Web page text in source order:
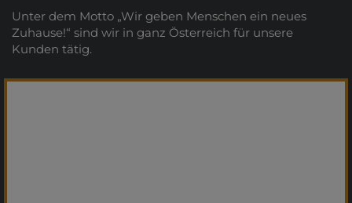
Unter dem Motto „Wir geben Menschen ein neues
Zuhause!“ sind wir in ganz Österreich für unsere
Kunden tätig.